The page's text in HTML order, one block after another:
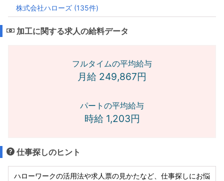
株式会社ハローズ (135件)
加工に関する求人の給料データ
フルタイムの平均給与
月給 249,867円
パートの平均給与
時給 1,203円
仕事探しのヒント
ハローワークの活用法や求人票の見かたなど、仕事探しにお悩